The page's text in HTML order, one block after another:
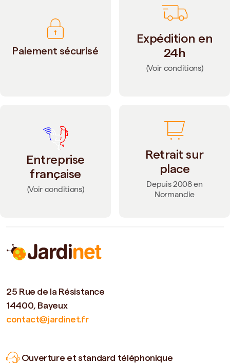
Paiement sécurisé
Expédition en
24h
(Voir conditions)
Entreprise
française
(Voir conditions)
Retrait sur
place
Depuis 2008 en
Normandie
25 Rue de la Résistance
14400, Bayeux
contact@jardinet.fr
Ouverture et standard téléphonique